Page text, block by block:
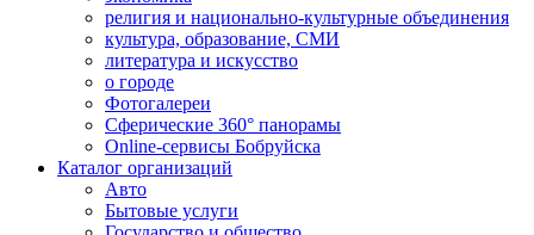
религия и национально-культурные объединения
культура, образование, СМИ
литература и искусство
о городе
Фотогалереи
Сферические 360° панорамы
Online-сервисы Бобруйска
Каталог организаций
Авто
Бытовые услуги